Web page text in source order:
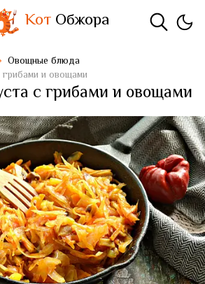
КотОбжора
Овощные блюда
и овощами
с грибами и овощами